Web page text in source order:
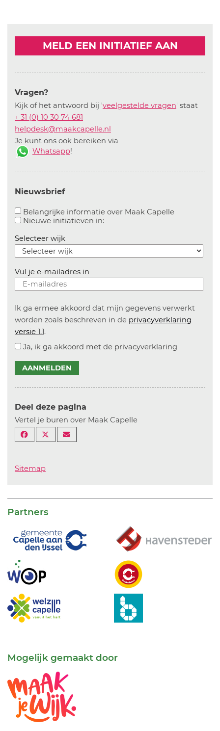
MELD EEN INITIATIEF AAN
Vragen?
Kijk of het antwoord bij 'veelgestelde vragen' staat
+ 31 (0) 10 30 74 681
helpdesk@maakcapelle.nl
Je kunt ons ook bereiken via
Whatsapp!
Nieuwsbrief
Belangrijke informatie over Maak CapelleAanvinken
Nieuwe initiatieven in:Aanvinken om informatie over
Selecteer wijk
Vul je e-mailadres in
Ik ga ermee akkoord dat mijn gegevens verwerkt
worden zoals beschreven in de privacyverklaring
versie 1.1.
Ja, ik ga akkoord met de privacyverklaring
AANMELDEN
Deel deze pagina
Vertel je buren over Maak Capelle
Sitemap
Partners
Mogelijk gemaakt door